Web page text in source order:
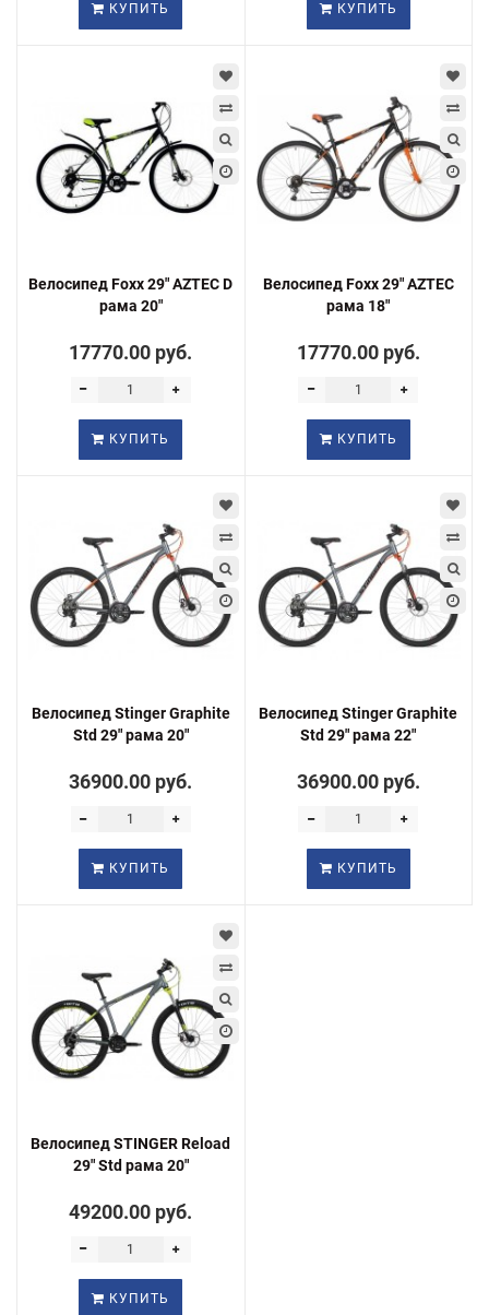
КУПИТЬ КУПИТЬ
Велосипед Foxx 29" AZTEC D
рама 20"
17770.00 руб.
КУПИТЬ
Велосипед Foxx 29" AZTEC
рама 18"
17770.00 руб.
КУПИТЬ
Велосипед Stinger Graphite
Std 29" рама 20"
36900.00 руб.
КУПИТЬ
Велосипед Stinger Graphite
Std 29" рама 22"
36900.00 руб.
КУПИТЬ
Велосипед STINGER Reload
29" Std рама 20"
49200.00 руб.
КУПИТЬ